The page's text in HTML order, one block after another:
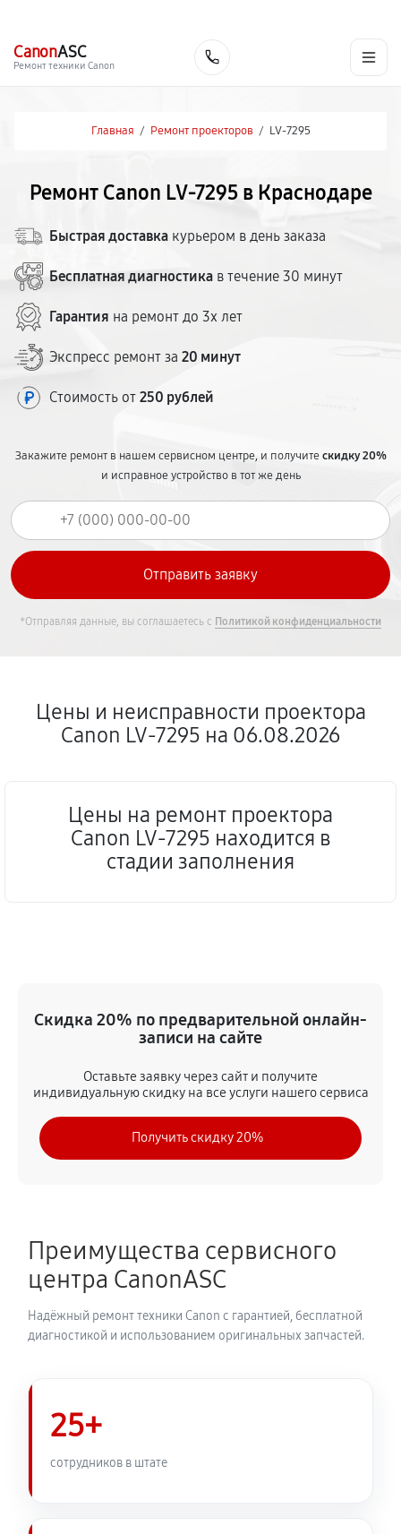
CanonASC
Ремонт техники Canon
Главная / Ремонт проекторов / LV-7295
Ремонт Canon LV-7295 в Краснодаре
Быстрая доставка курьером в день заказа
Бесплатная диагностика в течение 30 минут
Гарантия на ремонт до 3х лет
Экспресс ремонт за 20 минут
Стоимость от 250 рублей
Закажите ремонт в нашем сервисном центре, и получитескидку 20%
и исправное устройство в тот же день
*Отправляя данные, вы соглашаетесь с Политикой конфиденциальности
Цены и неисправности проектора
Canon LV-7295 на 06.08.2026
Цены на ремонт проектора
Canon LV-7295 находится в
стадии заполнения
Скидка 20% по предварительной онлайн-
записи на сайте
Оставьте заявку через сайт и получите
индивидуальную скидку на все услуги нашего сервиса
Получить скидку 20%
Преимущества сервисного
центра CanonASC
Надёжный ремонт техники Canon с гарантией, бесплатной
диагностикой и использованием оригинальных запчастей.
25+
сотрудников в штате